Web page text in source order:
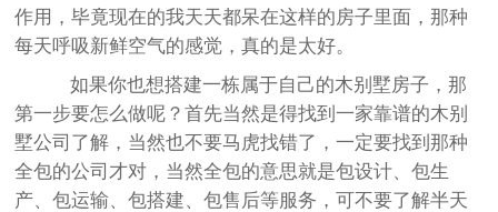
作用，毕竟现在的我天天都呆在这样的房子里面，那种
每天呼吸新鲜空气的感觉，真的是太好。
如果你也想搭建一栋属于自己的木别墅房子，那
第一步要怎么做呢？首先当然是得找到一家靠谱的木别
墅公司了解，当然也不要马虎找错了，一定要找到那种
全包的公司才对，当然全包的意思就是包设计、包生
产、包运输、包搭建、包售后等服务，可不要了解半天